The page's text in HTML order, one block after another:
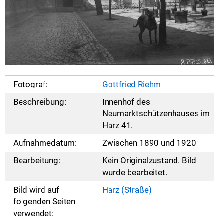
Fotograf:
Gottfried Riehm
Beschreibung:
Innenhof des
Neumarktschützenhauses im
Harz 41.
Aufnahmedatum:
Zwischen 1890 und 1920.
Bearbeitung:
Kein Originalzustand. Bild
wurde bearbeitet.
Bild wird auf
folgenden Seiten
verwendet:
Harz (Straße)